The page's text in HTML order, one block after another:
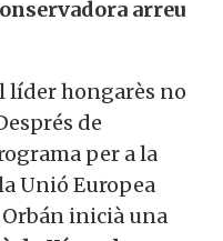
arreu
líder hongarès no
de
per a la
Unió Europea
inicià una